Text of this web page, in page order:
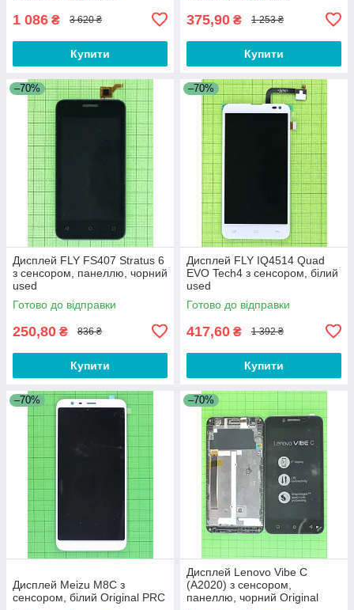
1 086 ₴ 3 620 ₴
Купити
375,90 ₴ 1 253 ₴
Купити
–70%
Дисплей FLY FS407 Stratus 6
з сенсором, панеллю, чорний
used
Готово до відправки
250,80 ₴ 836 ₴
Купити
–70%
Дисплей FLY IQ4514 Quad
EVO Tech4 з сенсором, білий
used
Готово до відправки
417,60 ₴ 1 392 ₴
Купити
–70%
Дисплей Meizu M8C з
сенсором, білий Original PRC
–70%
Дисплей Lenovo Vibe C
(A2020) з сенсором,
панеллю, чорний Original